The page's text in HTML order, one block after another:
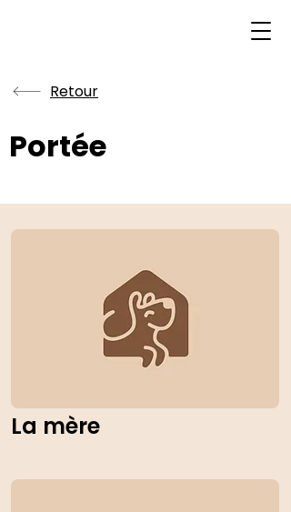
Retour
Portée
La mère